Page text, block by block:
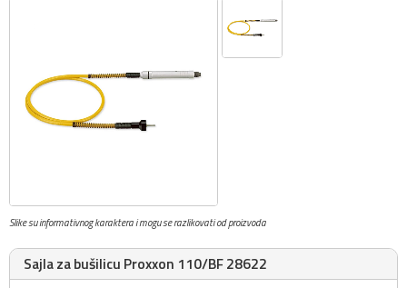
Slike su informativnog karaktera i mogu se razlikovati od proizvoda
Sajla za bušilicu Proxxon 110/BF 28622